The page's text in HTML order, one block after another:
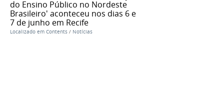
do Ensino Público no Nordeste
Brasileiro' aconteceu nos dias 6 e
7 de junho em Recife
Localizado em Contents / Notícias